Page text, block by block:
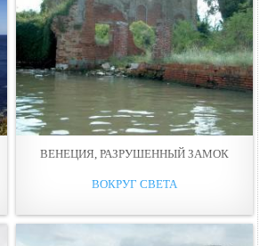
ВЕНЕЦИЯ, РАЗРУШЕННЫЙ ЗАМОК
ВОКРУГ СВЕТА